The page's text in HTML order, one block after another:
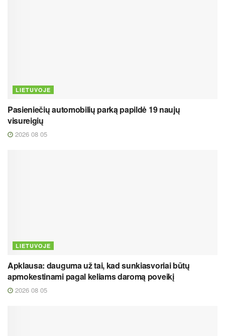
LIETUVOJE
Pasieniečių automobilių parką papildė 19 naujų
visureigių
2026 08 05
LIETUVOJE
Apklausa: dauguma už tai, kad sunkiasvoriai būtų
apmokestinami pagal keliams daromą poveikį
2026 08 05